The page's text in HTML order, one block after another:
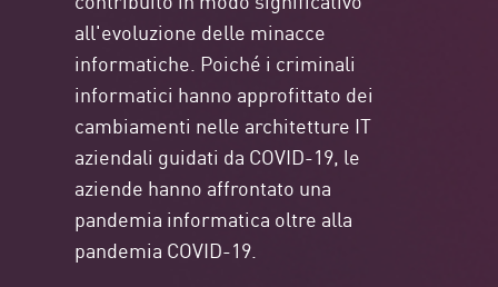
all'evoluzione delle minacce
informatiche. Poiché i criminali
informatici hanno approfittato dei
cambiamenti nelle architetture IT
aziendali guidati da COVID-19, le
aziende hanno affrontato una
pandemia informatica oltre alla
pandemia COVID-19.